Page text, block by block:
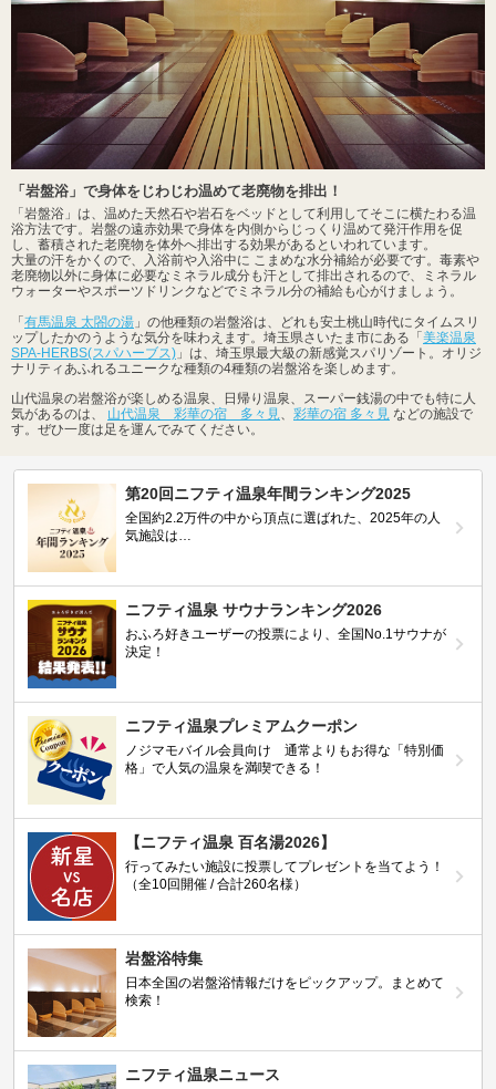
「岩盤浴」で身体をじわじわ温めて老廃物を排出！
「岩盤浴」は、温めた天然石や岩石をベッドとして利用してそこに横たわる温
浴方法です。岩盤の遠赤効果で身体を内側からじっくり温めて発汗作用を促
し、蓄積された老廃物を体外へ排出する効果があるといわれています。
大量の汗をかくので、入浴前や入浴中に こまめな水分補給が必要です。毒素や
老廃物以外に身体に必要なミネラル成分も汗として排出されるので、ミネラル
ウォーターやスポーツドリンクなどでミネラル分の補給も心がけましょう。
「有馬温泉 太閤の湯 」の他種類の岩盤浴は、どれも安土桃山時代にタイムスリ
ップしたかのうような気分を味わえます。埼玉県さいたま市にある「美楽温泉
SPA-HERBS(スパハーブス) 」は、埼玉県最大級の新感覚スパリゾート。オリジ
ナリティあふれるユニークな種類の4種類の岩盤浴を楽しめます。
山代温泉の岩盤浴が楽しめる温泉、日帰り温泉、スーパー銭湯の中でも特に人
気があるのは、 山代温泉 彩華の宿 多々見、 彩華の宿 多々見 などの施設で
す。ぜひ一度は足を運んでみてください。
第20回ニフティ温泉年間ランキング2025
全国約2.2万件の中から頂点に選ばれた、2025年の人
気施設は…
ニフティ温泉 サウナランキング2026
おふろ好きユーザーの投票により、全国No.1サウナが
決定！
ニフティ温泉プレミアムクーポン
ノジマモバイル会員向け 通常よりもお得な「特別価
格」で人気の温泉を満喫できる！
【ニフティ温泉 百名湯2026】
行ってみたい施設に投票してプレゼントを当てよう！
（全10回開催 / 合計260名様）
岩盤浴特集
日本全国の岩盤浴情報だけをピックアップ。まとめて
検索！
ニフティ温泉ニュース